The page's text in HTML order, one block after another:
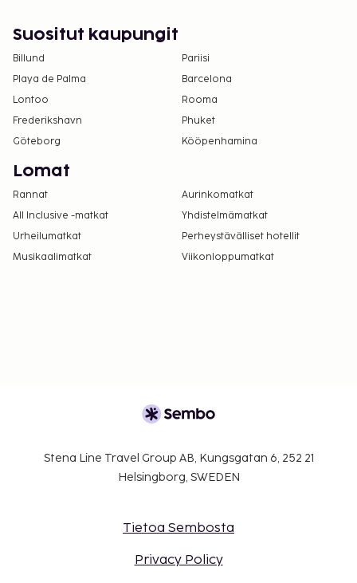
Suositut kaupungit
Billund
Pariisi
Playa de Palma
Barcelona
Lontoo
Rooma
Frederikshavn
Phuket
Göteborg
Kööpenhamina
Lomat
Rannat
Aurinkomatkat
All Inclusive -matkat
Yhdistelmämatkat
Urheilumatkat
Perheystävälliset hotellit
Musikaalimatkat
Viikonloppumatkat
Stena Line Travel Group AB, Kungsgatan 6, 252 21
Helsingborg, SWEDEN
Tietoa Sembosta
Privacy Policy